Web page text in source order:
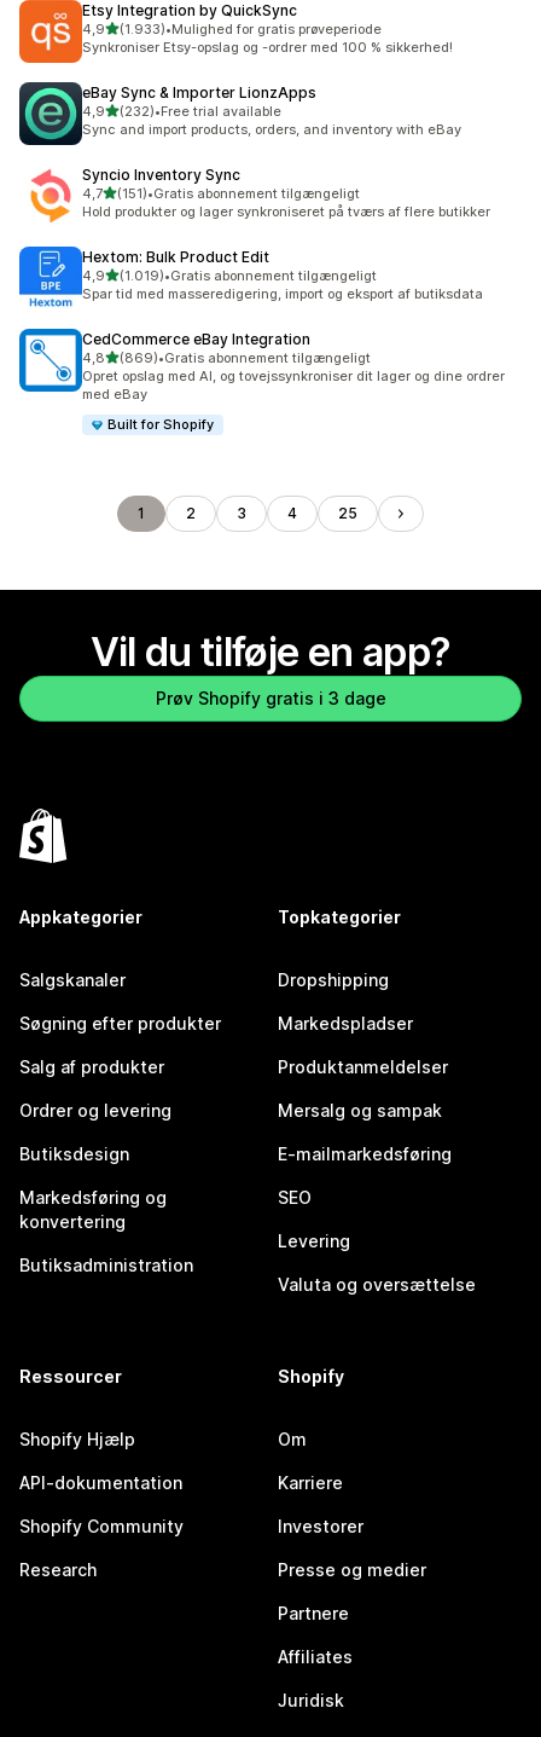
Etsy Integration by QuickSync
4,9ud af 5 stjerner
(1.933)
1933 anmeldelser i alt
•Mulighed for gratis prøveperiode
Synkroniser Etsy-opslag og -ordrer med 100 % sikkerhed!
eBay Sync & Importer LionzApps
4,9ud af 5 stjerner
(232)
232 anmeldelser i alt
•Free trial available
Sync and import products, orders, and inventory with eBay
Syncio Inventory Sync
4,7ud af 5 stjerner
(151)
151 anmeldelser i alt
•Gratis abonnement tilgængeligt
Hold produkter og lager synkroniseret på tværs af flere butikker
Hextom: Bulk Product Edit
4,9ud af 5 stjerner
(1.019)
1019 anmeldelser i alt
•Gratis abonnement tilgængeligt
Spar tid med masseredigering, import og eksport af butiksdata
CedCommerce eBay Integration
4,8ud af 5 stjerner
(869)
869 anmeldelser i alt
•Gratis abonnement tilgængeligt
Opret opslag med AI, og tovejssynkroniser dit lager og dine ordrer
med eBay
Built for Shopify
1 2 3 4 25
Vil du tilføje en app?
Prøv Shopify gratis i 3 dage
Appkategorier
Salgskanaler
Søgning efter produkter
Salg af produkter
Ordrer og levering
Butiksdesign
Markedsføring og
konvertering
Butiksadministration
Topkategorier
Dropshipping
Markedspladser
Produktanmeldelser
Mersalg og sampak
E-mailmarkedsføring
SEO
Levering
Valuta og oversættelse
Ressourcer
Shopify Hjælp
API-dokumentation
Shopify Community
Research
Shopify
Om
Karriere
Investorer
Presse og medier
Partnere
Affiliates
Juridisk